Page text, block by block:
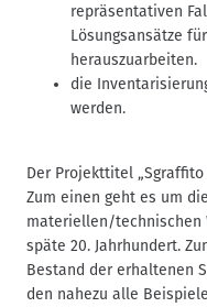
repräsentativen
Lösungsansätze
herauszuarbeiten.
die
werden.
Der Projekttitel
Zum einen geht es um
materiellen/technischen
späte 20. Jahrhundert.
Bestand der erhaltenen
den nahezu alle